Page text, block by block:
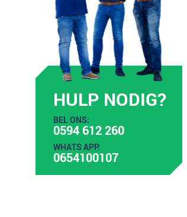
HULP NODIG?
BEL ONS:
0594 612 260
WHATS APP:
0654100107